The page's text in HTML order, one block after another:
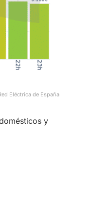
Eléctrica de España
y